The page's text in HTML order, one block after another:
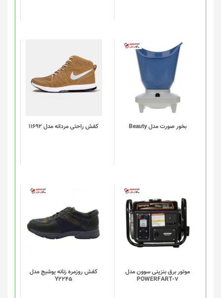
بخور صورت مدل Beauty کفش راحتی مردانه مدل 11692
محصول
دارای
انواع
مختلفی
گزینه
محصول
شوند
موتور برق بنزینی سوون مدل
POWERFART-7
کفش روزمره زنانه یوشیج مدل
Y2245